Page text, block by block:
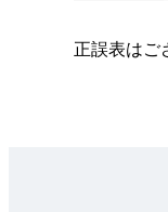
正誤表はご